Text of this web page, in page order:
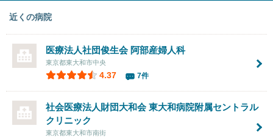
近くの病院
医療法人社団俊生会 阿部産婦人科
東京都東大和市中央
4.37 7件
社会医療法人財団大和会 東大和病院附属セントラル
クリニック
東京都東大和市南街